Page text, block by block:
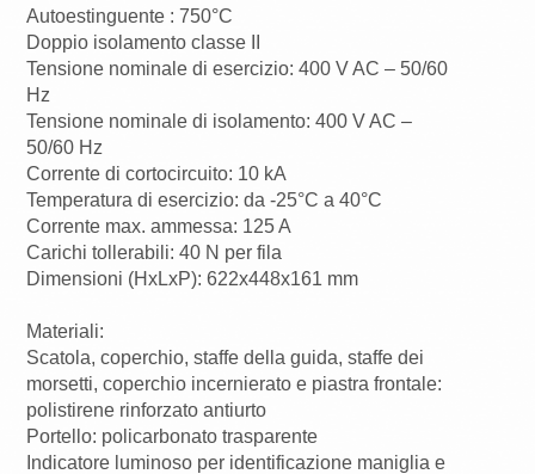
Autoestinguente : 750°C
Doppio isolamento classe II
Tensione nominale di esercizio: 400 V AC – 50/60
Hz
Tensione nominale di isolamento: 400 V AC –
50/60 Hz
Corrente di cortocircuito: 10 kA
Temperatura di esercizio: da -25°C a 40°C
Corrente max. ammessa: 125 A
Carichi tollerabili: 40 N per fila
Dimensioni (HxLxP): 622x448x161 mm
Materiali:
Scatola, coperchio, staffe della guida, staffe dei
morsetti, coperchio incernierato e piastra frontale:
polistirene rinforzato antiurto
Portello: policarbonato trasparente
Indicatore luminoso per identificazione maniglia e